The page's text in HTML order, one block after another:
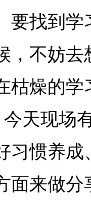
要找到
，不妨
枯燥的
今天现场
习惯养
面来做分